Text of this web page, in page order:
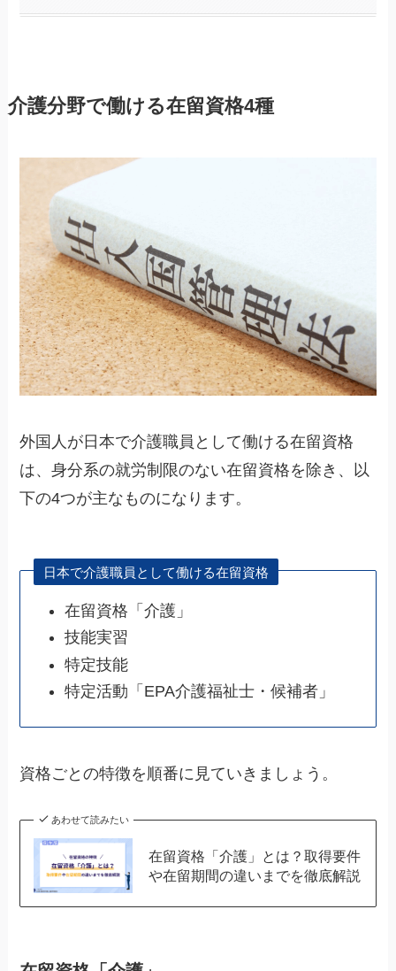
介護分野で働ける在留資格4種
外国人が日本で介護職員として働ける在留資格
は、身分系の就労制限のない在留資格を除き、以
下の4つが主なものになります。
日本で介護職員として働ける在留資格
在留資格「介護」
技能実習
特定技能
特定活動「EPA介護福祉士・候補者」
資格ごとの特徴を順番に見ていきましょう。
あわせて読みたい
在留資格「介護」とは？取得要件
や在留期間の違いまでを徹底解説